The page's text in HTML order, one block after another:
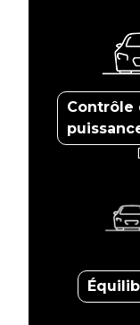
Contrôle